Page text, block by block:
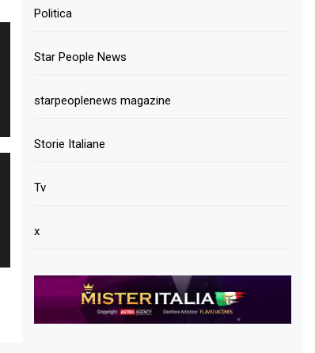
Politica
Star People News
starpeoplenews magazine
Storie Italiane
Tv
x